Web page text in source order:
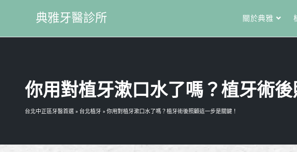
典雅牙醫診所 關於典雅
你用對植牙漱口水了嗎？植牙術後
台北中正區牙醫首選 » 台北植牙 » 你用對植牙漱口水了嗎？植牙術後照顧這一步是關鍵！